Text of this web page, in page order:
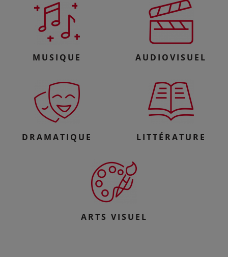
MUSIQUE AUDIOVISUEL
DRAMATIQUE LITTÉRATURE
ARTS VISUEL